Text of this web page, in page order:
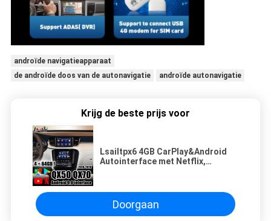
androïde navigatieapparaat
de androïde doos van de autonavigatie
androïde autonavigatie
Krijg de beste prijs voor
Lsailtpx6 4GB CarPlay&Android
Autointerface met Netflix,
Doorgaan